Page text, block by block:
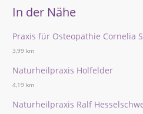
In der Nähe
Praxis für Osteopathie Cornelia
3,99 km
Naturheilpraxis Holfelder
4,19 km
Naturheilpraxis Ralf